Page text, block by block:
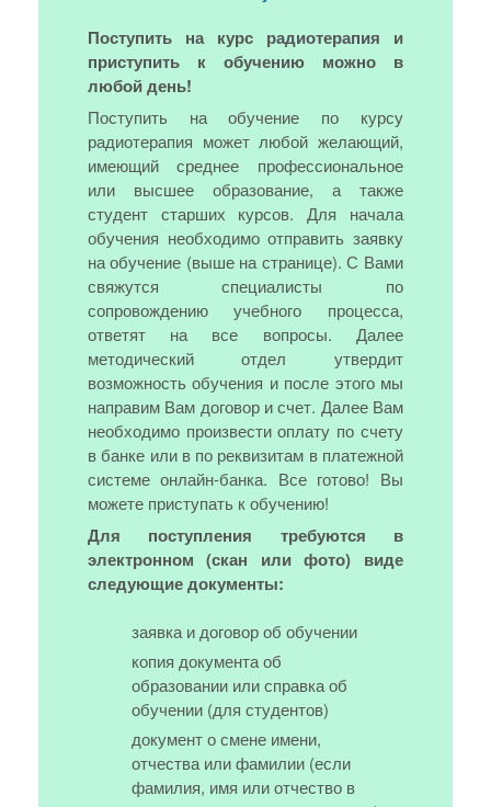
Поступить на курс радиотерапия и
приступить к обучению можно в
любой день!
Поступить на обучение по курсу
радиотерапия может любой желающий,
имеющий среднее профессиональное
или высшее образование, а также
студент старших курсов. Для начала
обучения необходимо отправить заявку
на обучение (выше на странице). С Вами
свяжутся специалисты по
сопровождению учебного процесса,
ответят на все вопросы. Далее
методический отдел утвердит
возможность обучения и после этого мы
направим Вам договор и счет. Далее Вам
необходимо произвести оплату по счету
в банке или в по реквизитам в платежной
системе онлайн-банка. Все готово! Вы
можете приступать к обучению!
Для поступления требуются в
электронном (скан или фото) виде
следующие документы:
заявка и договор об обучении
копия документа об
образовании или справка об
обучении (для студентов)
документ о смене имени,
отчества или фамилии (если
фамилия, имя или отчество в